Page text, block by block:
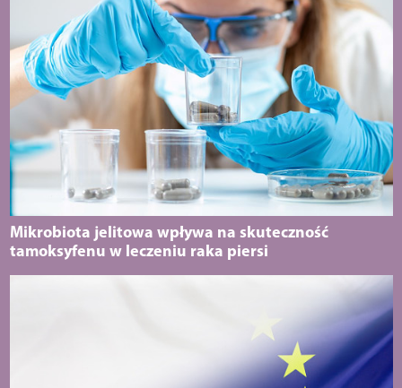
Mikrobiota jelitowa wpływa na skuteczność
tamoksyfenu w leczeniu raka piersi